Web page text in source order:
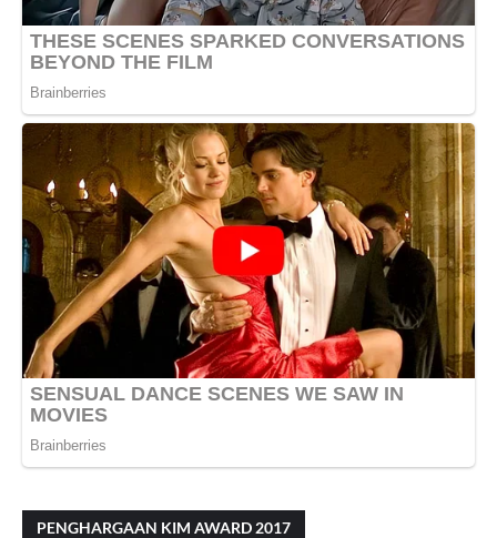
PENGHARGAAN KIM AWARD 2017